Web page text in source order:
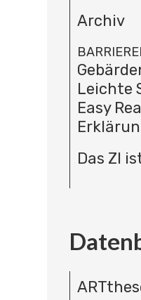
Archiv
Leichte
Easy
Das ZI